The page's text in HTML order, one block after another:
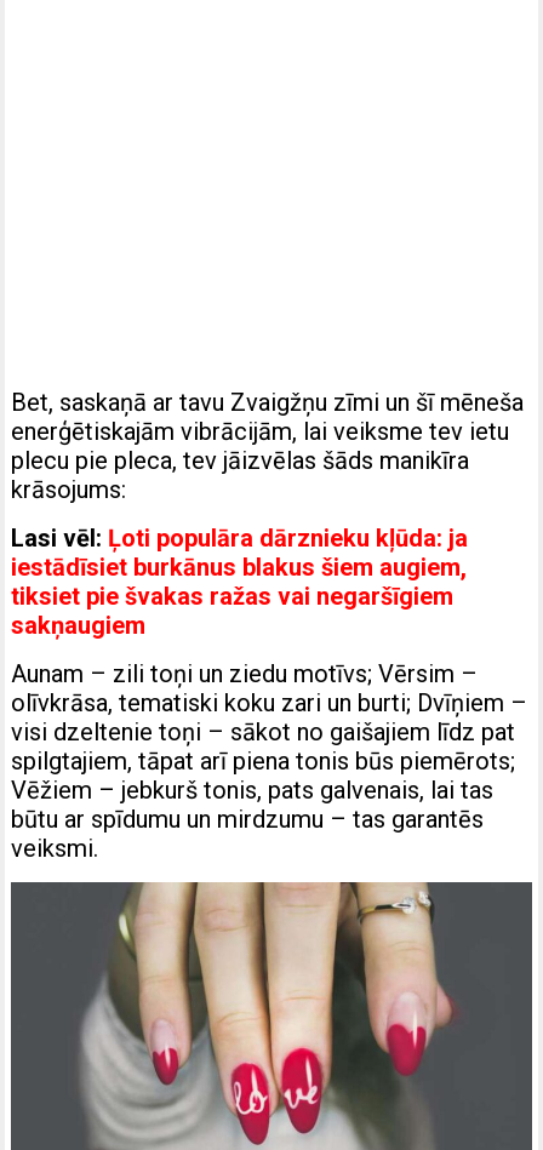
Bet, saskaņā ar tavu Zvaigžņu zīmi un šī mēneša
enerģētiskajām vibrācijām, lai veiksme tev ietu
plecu pie pleca, tev jāizvēlas šāds manikīra
krāsojums:
Lasi vēl: Ļoti populāra dārznieku kļūda: ja
iestādīsiet burkānus blakus šiem augiem,
tiksiet pie švakas ražas vai negaršīgiem
sakņaugiem
Aunam – zili toņi un ziedu motīvs; Vērsim –
olīvkrāsa, tematiski koku zari un burti; Dvīņiem –
visi dzeltenie toņi – sākot no gaišajiem līdz pat
spilgtajiem, tāpat arī piena tonis būs piemērots;
Vēžiem – jebkurš tonis, pats galvenais, lai tas
būtu ar spīdumu un mirdzumu – tas garantēs
veiksmi.